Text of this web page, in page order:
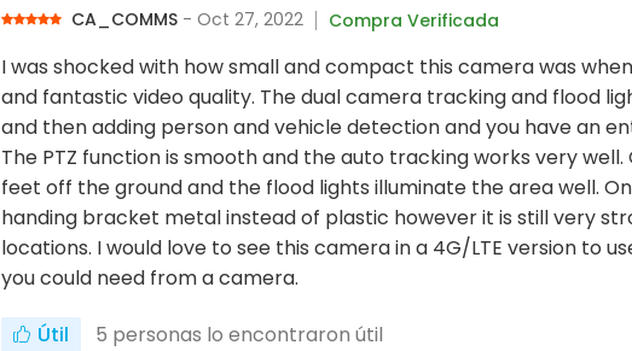
CA_COMMS - Oct 27, 2022 Compra Verificada
I was shocked with how small and compact this camera was
and fantastic video quality. The dual camera tracking and flood
and then adding person and vehicle detection and you have an
The PTZ function is smooth and the auto tracking works very
feet off the ground and the flood lights illuminate the area well.
handing bracket metal instead of plastic however it is still very
locations. I would love to see this camera in a 4G/LTE version to
you could need from a camera.
Útil 5 personas lo encontraron útil